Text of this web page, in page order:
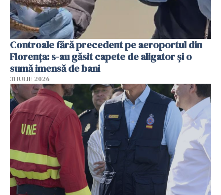
Controale fără precedent pe aeroportul din
Florența: s-au găsit capete de aligator și o
sumă imensă de bani
31 IULIE 2026